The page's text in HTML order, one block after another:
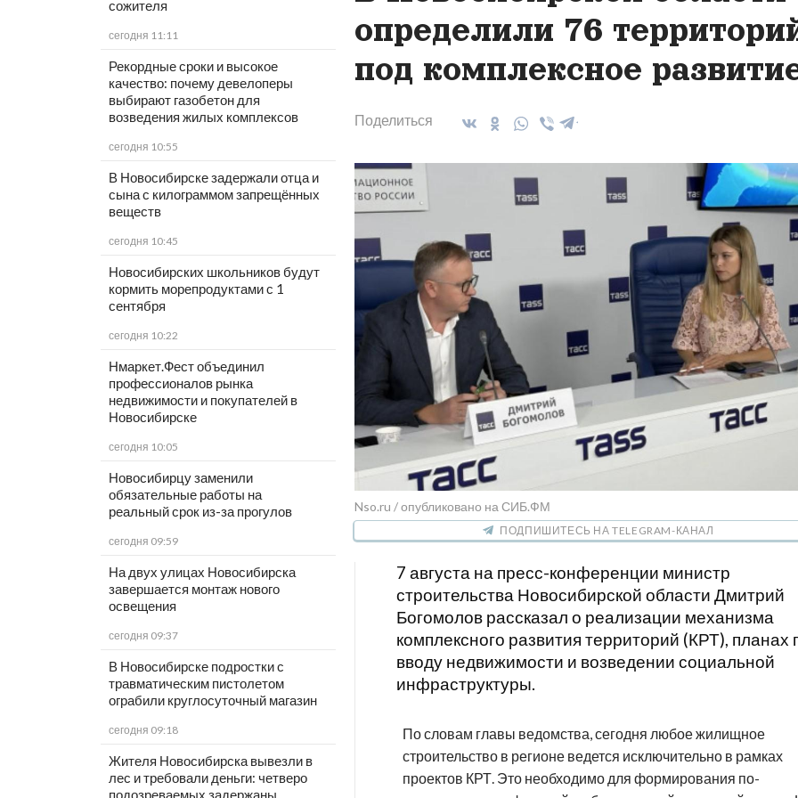
сожителя
сегодня 11:11
Рекордные сроки и высокое
качество: почему девелоперы
выбирают газобетон для
возведения жилых комплексов
сегодня 10:55
В Новосибирске задержали отца и
сына с килограммом запрещённых
веществ
сегодня 10:45
Новосибирских школьников будут
кормить морепродуктами с 1
сентября
сегодня 10:22
Нмаркет.Фест объединил
профессионалов рынка
недвижимости и покупателей в
Новосибирске
сегодня 10:05
Новосибирцу заменили
обязательные работы на
реальный срок из-за прогулов
сегодня 09:59
На двух улицах Новосибирска
завершается монтаж нового
освещения
сегодня 09:37
В Новосибирске подростки с
травматическим пистолетом
ограбили круглосуточный магазин
сегодня 09:18
Жителя Новосибирска вывезли в
лес и требовали деньги: четверо
определили 76
под комплексное
Поделиться
Nso.ru / опубликовано на СИБ.ФМ
ПОДПИШИТЕСЬ НА TELEGRAM-КАНАЛ
7 августа на пресс-конференции министр
строительства Новосибирской области Дмитрий
Богомолов рассказал о реализации механизма
комплексного развития территорий (КРТ), планах
вводу недвижимости и возведении социальной
инфраструктуры.
По словам главы ведомства, сегодня любое жилищное
строительство в регионе ведется исключительно в рамках
проектов КРТ. Это необходимо для формирования по-